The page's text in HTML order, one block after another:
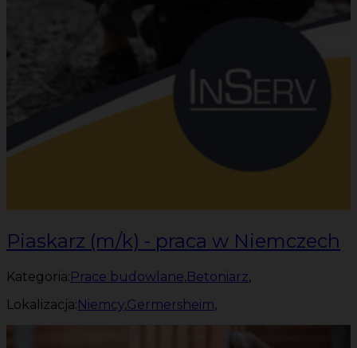
Piaskarz (m/k) - praca w Niemczech
Kategoria: Prace budowlane,Betoniarz,
Lokalizacja: Niemcy,Germersheim,